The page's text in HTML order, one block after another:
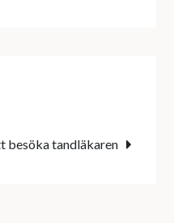
besöka tandläkaren